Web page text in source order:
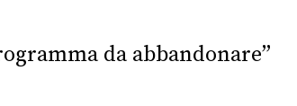
da abbandonare”